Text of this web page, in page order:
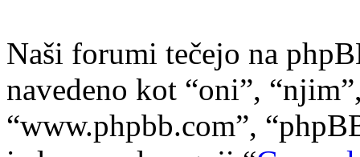
Naši forumi tečejo na
navedeno kot “oni”,
“www.phpbb.com”,